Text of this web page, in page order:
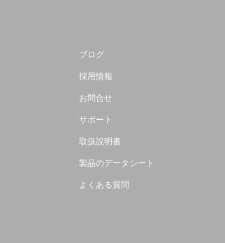
ブログ
採用情報
お問合せ
サポート
取扱説明書
製品のデータシート
よくある質問